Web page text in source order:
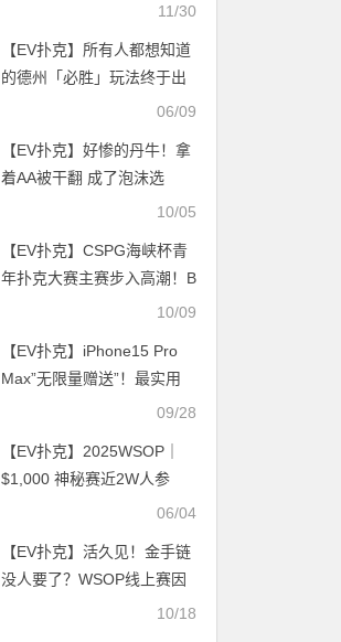
11/30
【EV扑克】所有人都想知道
的德州「必胜」玩法终于出
现！魏国梁旗开得胜独家参
06/09
【EV扑克】好惨的丹牛！拿
着AA被干翻 成了泡沫选
10/05
【EV扑克】CSPG海峡杯青
年扑克大赛主赛步入高潮！B
组339人参赛对抗如火，林
晋级
10/09
【EV扑克】iPhone15 Pro
Max”无限量赠送”！最实用
v.s最荣耀～盘点那些特别的
09/28
【EV扑克】2025WSOP｜
$1,000 神秘赛近2W人参
加，中国军团Day2成绩揭
中！
06/04
【EV扑克】活久见！金手链
没人要了？WSOP线上赛因
10/18